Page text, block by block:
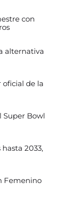
con
alternativa
oficial de la
Bowl
2033,
Femenino